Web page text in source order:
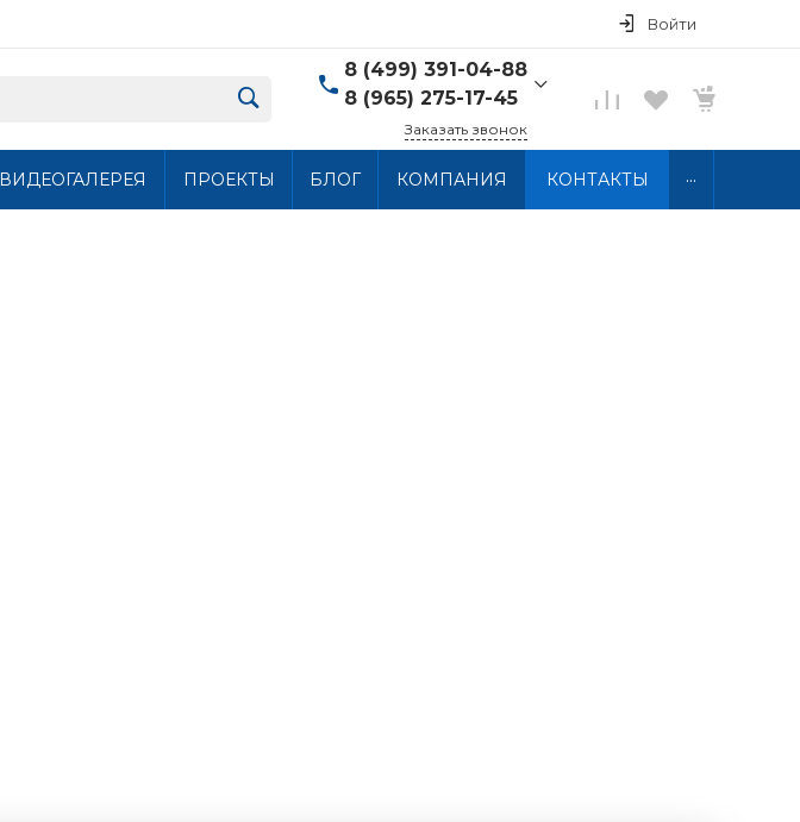
Войти
8 (499) 391-04-88
8 (965) 275-17-45
8 (499) 391-04-88
Хлобыстова 15, 2 этаж
Заказать звонок
ВИДЕОГАЛЕРЕЯ ПРОЕКТЫ БЛОГ КОМПАНИЯ КОНТАКТЫ ...